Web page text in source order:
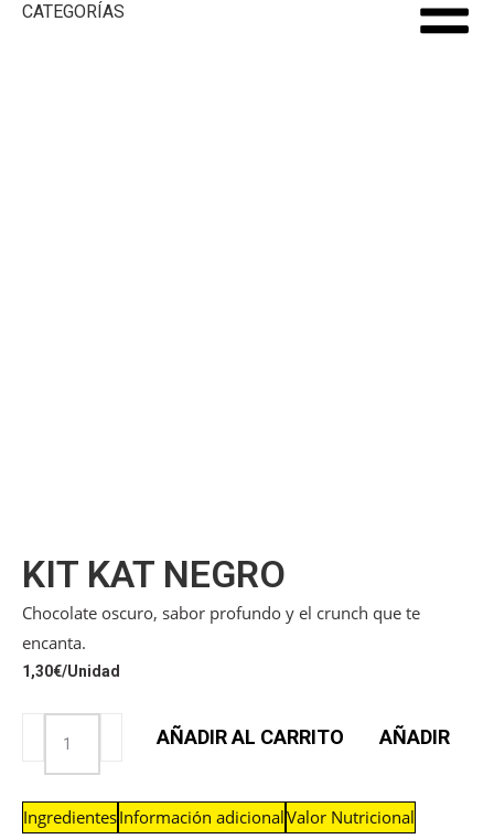
CATEGORÍAS
KIT KAT NEGRO
Chocolate oscuro, sabor profundo y el crunch que te
encanta.
1,30€/Unidad
AÑADIR AL CARRITO AÑADIR
IngredientesInformación adicionalValor Nutricional